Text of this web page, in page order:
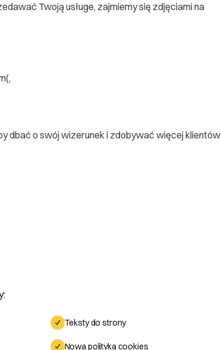
Twoją usługe, zajmiemy się zdjęciami na
dbać o swój wizerunek i zdobywać więcej klientów
Teksty do strony
Nowa polityka cookies